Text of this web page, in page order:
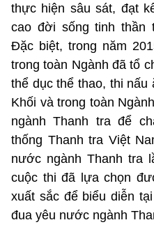
thực hiện sâu sát, đạt
cao đời sống tinh thần
Đặc biệt, trong năm
trong toàn Ngành đã tổ
thể dục thể thao, thi
Khối và trong toàn
ngành Thanh tra để
thống Thanh tra Việt
nước ngành Thanh tra
cuộc thi đã lựa chọn
xuất sắc để biểu diễn
đua yêu nước ngành